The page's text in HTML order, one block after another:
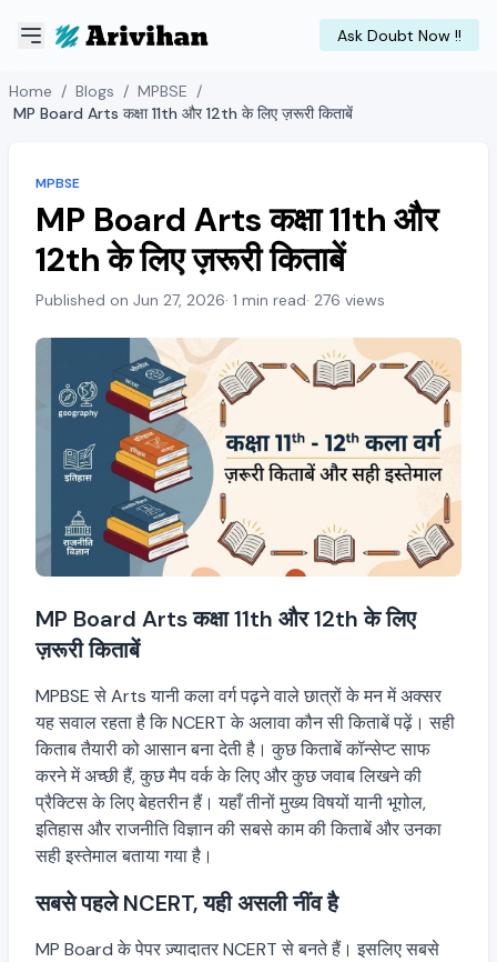
Ask Doubt Now !!
Home / Blogs / MPBSE /
MP Board Arts कक्षा 11th और 12th के लिए ज़रूरी किताबें
MPBSE
MP Board Arts कक्षा 11th और
12th के लिए ज़रूरी किताबें
Published on Jun 27, 2026· 1 min read· 276 views
MP Board Arts कक्षा 11th और 12th के लिए
ज़रूरी किताबें
MPBSE से Arts यानी कला वर्ग पढ़ने वाले छात्रों के मन में अक्सर
यह सवाल रहता है कि NCERT के अलावा कौन सी किताबें पढ़ें। सही
किताब तैयारी को आसान बना देती है। कुछ किताबें कॉन्सेप्ट साफ
करने में अच्छी हैं, कुछ मैप वर्क के लिए और कुछ जवाब लिखने की
प्रैक्टिस के लिए बेहतरीन हैं। यहाँ तीनों मुख्य विषयों यानी भूगोल,
इतिहास और राजनीति विज्ञान की सबसे काम की किताबें और उनका
सही इस्तेमाल बताया गया है।
सबसे पहले NCERT, यही असली नींव है
MP Board के पेपर ज़्यादातर NCERT से बनते हैं। इसलिए सबसे